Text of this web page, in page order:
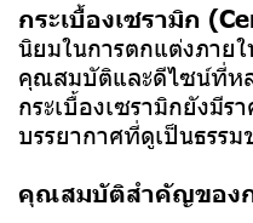
กระเบื้องเซรามิก
นิยมในการตกแต่งภาย
คุณสมบัติและดีไซน์ที่ห
กระเบื้องเซรามิกยังมีร
บรรยากาศที่ดูเป็นธรร
คุณสมบัติสำคัญของก